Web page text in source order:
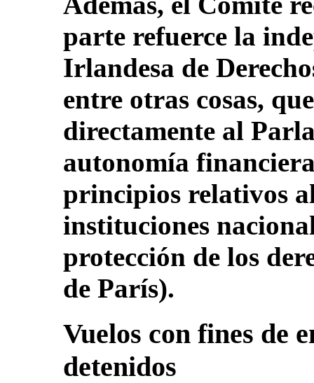
parte refuerce la
Irlandesa de
entre otras cosas,
directamente al
autonomía
principios relativos
instituciones
protección de los
de París).
Vuelos con fines de
detenidos